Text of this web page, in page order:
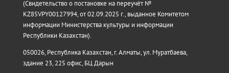
(Свидетельство о постановке на переучёт №
KZ85VPY00127994, от 02.09.2025 г., выданное Комитетом
информации Министерства культуры и информации
Республики Казахстан).
050026, Республика Казахстан, г. Алматы, ул. Муратбаева,
здание 23, 225 офис, БЦ Дарын